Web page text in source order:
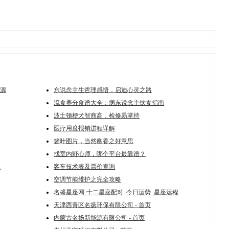
东说念主生哲理感悟，启迪心灵之路
流食养分食谱大全：病东说念主饮食指南
波士顿梗犬智商高，检修易掌持
医疗用度报销进程详解
箬叶图片，当然幽香之好意思
找室内野心师，哪个平台最靠谱？
客车技术表及票价查询
空调节能维护之完全攻略
名盛星座网-十二星座配对_今日运势_星座运程
天津西青区名扬环保有限公司 - 首页
内蒙古名扬新能源有限公司 - 首页